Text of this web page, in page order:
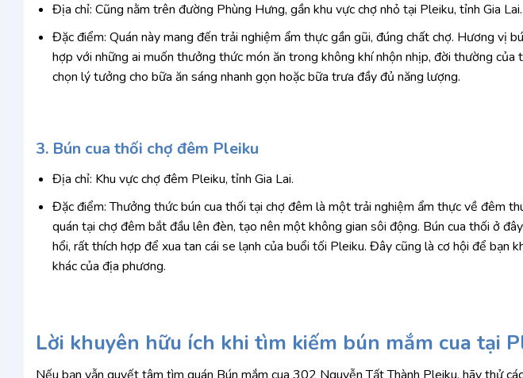
Địa chỉ: Cũng nằm trên đường Phùng Hưng, gần khu vực chợ nhỏ tại Pleiku, tỉnh Gia Lai.
Đặc điểm: Quán này mang đến trải nghiệm ẩm thực gần gũi, đúng chất chợ. Hương vị
hợp với những ai muốn thưởng thức món ăn trong không khí nhộn nhịp, đời thường của
chọn lý tưởng cho bữa ăn sáng nhanh gọn hoặc bữa trưa đầy đủ năng lượng.
3. Bún cua thối chợ đêm Pleiku
Địa chỉ: Khu vực chợ đêm Pleiku, tỉnh Gia Lai.
Đặc điểm: Thưởng thức bún cua thối tại chợ đêm là một trải nghiệm ẩm thực về đêm
quán tại chợ đêm bắt đầu lên đèn, tạo nên một không gian sôi động. Bún cua thối ở
hổi, rất thích hợp để xua tan cái se lạnh của buổi tối Pleiku. Đây cũng là cơ hội để bạn
khác của địa phương.
Lời khuyên hữu ích khi tìm kiếm bún mắm cua tại